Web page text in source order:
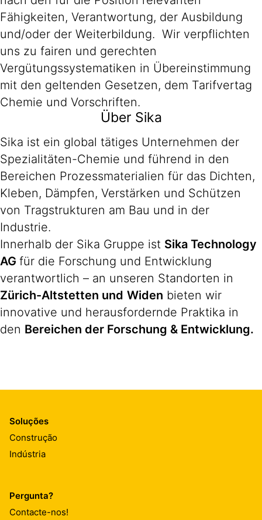
Fähigkeiten, Verantwortung, der Ausbildung
und/oder der Weiterbildung. Wir verpflichten
uns zu fairen und gerechten
Vergütungssystematiken in Übereinstimmung
mit den geltenden Gesetzen, dem Tarifvertag
Chemie und Vorschriften.
Über Sika
Sika ist ein global tätiges Unternehmen der
Spezialitäten-Chemie und führend in den
Bereichen Prozessmaterialien für das Dichten,
Kleben, Dämpfen, Verstärken und Schützen
von Tragstrukturen am Bau und in der
Industrie.
Innerhalb der Sika Gruppe ist Sika Technology
AG für die Forschung und Entwicklung
verantwortlich – an unseren Standorten in
Zürich-Altstetten und Widen bieten wir
innovative und herausfordernde Praktika in
den Bereichen der Forschung & Entwicklung.
Soluções
Construção
Indústria
Pergunta?
Contacte-nos!